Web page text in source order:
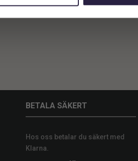
BETALA SÄKERT
Hos oss betalar du säkert med
Klarna.